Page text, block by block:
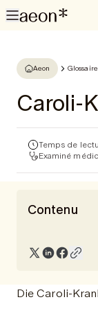
Aeon Glossaire
Caroli-
Temps de
Examiné
Contenu
Die Caroli-